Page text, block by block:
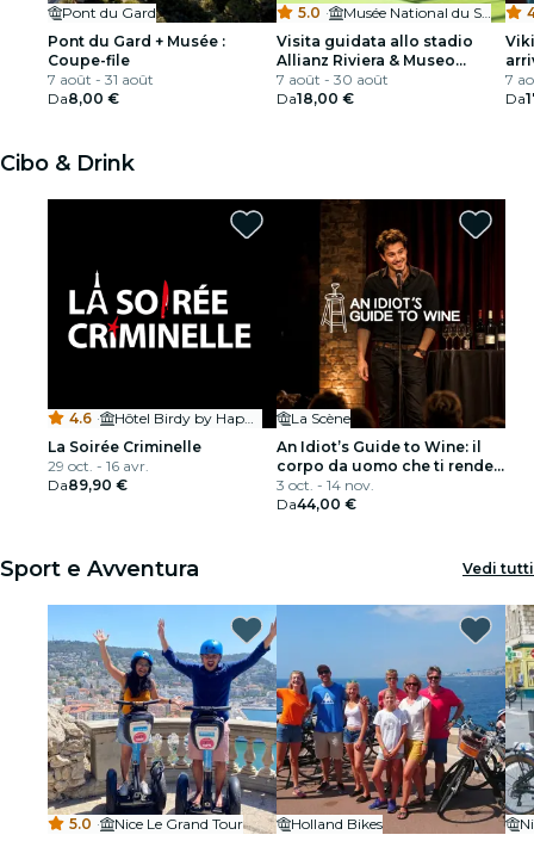
Pont du Gard
Pont du Gard + Musée :
Coupe-file
7 août - 31 août
Da8,00 €
5.0 ·
Musée National du Sport
Visita guidata allo stadio
Allianz Riviera & Museo
nazionale dello sport
7 août - 30 août
Da18,00 €
7
Da
Cibo & Drink
4.6 ·
Hôtel Birdy by HappyCulture
La Soirée Criminelle
29 oct. - 16 avr.
Da89,90 €
La Scène
An Idiot’s Guide to Wine: il
corpo da uomo che ti rende
interessante a una festa
3 oct. - 14 nov.
Da44,00 €
Sport e Avventura Vedi tutti
5.0 ·
Nice Le Grand Tour
Holland Bikes